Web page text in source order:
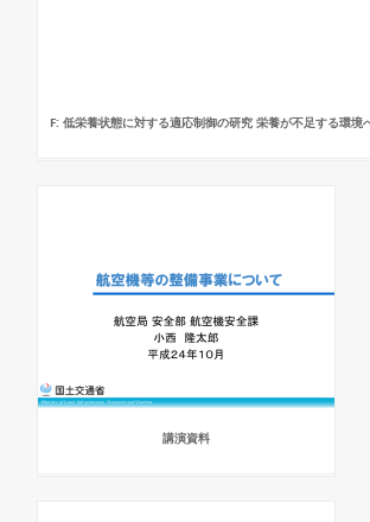
F: 低栄養状態に対する適応制御の研究 栄養が不足する環境
講演資料